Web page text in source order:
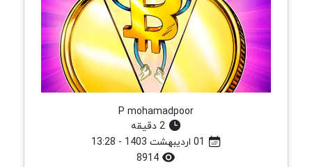
P mohamadpoor
2 دقیقه